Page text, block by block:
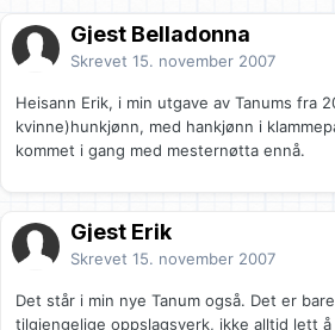
Gjest Belladonna
Skrevet 15. november 2007
Heisann Erik, i min utgave av Tanums fra
kvinne)hunkjønn, med hankjønn i
kommet i gang med mesternøtta ennå.
Gjest Erik
Skrevet 15. november 2007
Det står i min nye Tanum også. Det er
tilgjengelige oppslagsverk, ikke alltid lett å